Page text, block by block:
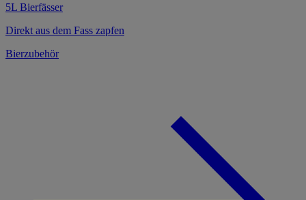
5L Bierfässer
Direkt aus dem Fass zapfen
Bierzubehör